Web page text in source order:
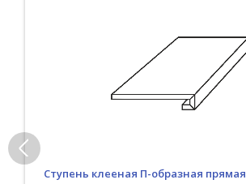
Ступень клееная П-образная прямая